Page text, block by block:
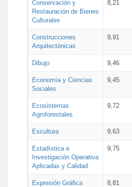
Conservación y
Restauración de Bienes
Culturales
8,21
Construcciones
Arquitectónicas
9,91
Dibujo 9,46
Economía y Ciencias
Sociales
9,45
Ecosistemas
Agroforestales
9,72
Escultura 9,63
Estadística e
Investigación Operativa
Aplicadas y Calidad
9,75
Expresión Gráfica
8,81